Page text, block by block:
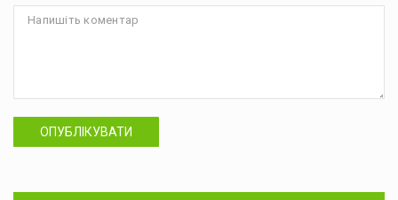
ОПУБЛІКУВАТИ